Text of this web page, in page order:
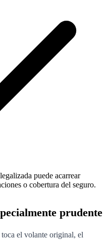
puede acarrear
o cobertura del seguro.
prudente
el volante original, el